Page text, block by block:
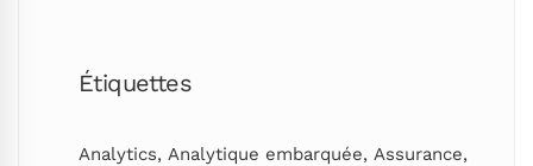
Étiquettes
Analytics, Analytique embarquée, Assurance,